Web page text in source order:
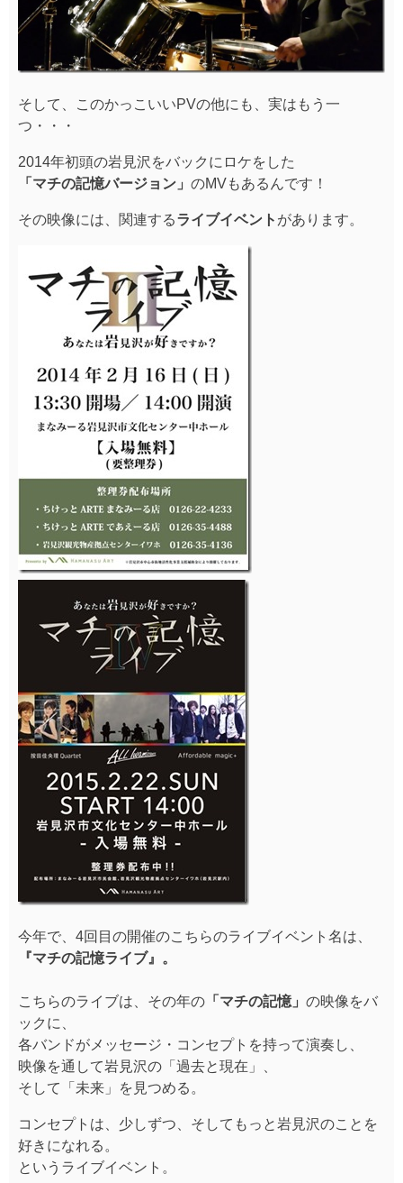
そして、このかっこいいPVの他にも、実はもう一
つ・・・
2014年初頭の岩見沢をバックにロケをした
「マチの記憶バージョン」 のMVもあるんです！
その映像には、関連するライブイベント があります。
今年で、4回目の開催のこちらのライブイベント名は、
『マチの記憶ライブ』。
こちらのライブは、その年の 「マチの記憶」 の映像をバ
ックに、
各バンドがメッセージ・コンセプトを持って演奏し、
映像を通して岩見沢の「過去と現在」、
そして「未来」を見つめる。
コンセプトは、少しずつ、そしてもっと岩見沢のことを
好きになれる。
というライブイベント。